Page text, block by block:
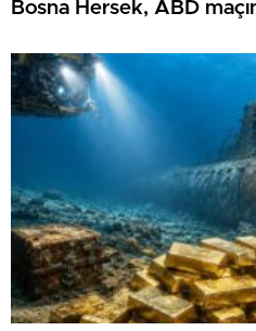
Bosna Hersek, ABD